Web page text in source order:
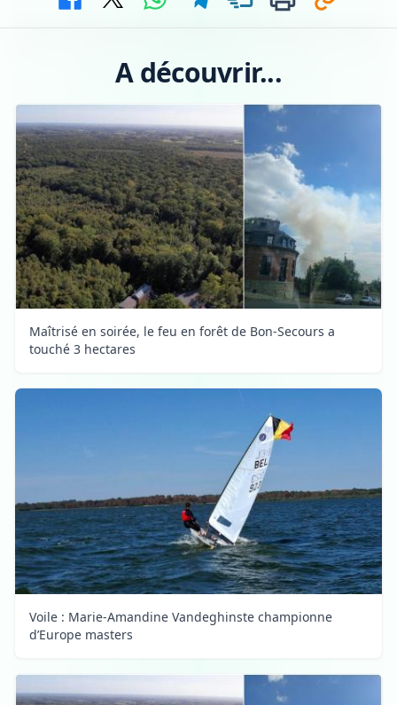
A découvrir...
Maîtrisé en soirée, le feu en forêt de Bon-Secours a
touché 3 hectares
Voile : Marie-Amandine Vandeghinste championne
d’Europe masters